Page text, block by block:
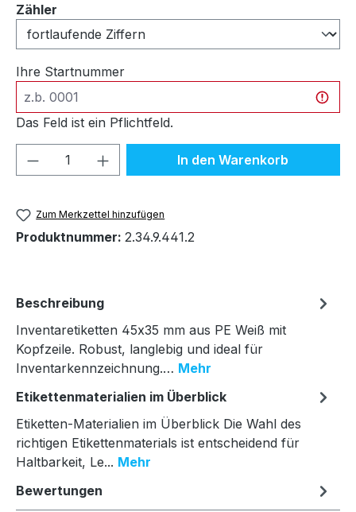
Zähler
Ihre Startnummer
Das Feld ist ein Pflichtfeld.
Produkt Anzahl: Gib denIn den Warenkorb
Zum Merkzettel hinzufügen
Produktnummer: 2.34.9.441.2
Beschreibung
Inventaretiketten 45x35 mm aus PE Weiß mit
Kopfzeile. Robust, langlebig und ideal für
Inventarkennzeichnung.… Mehr
Etikettenmaterialien im Überblick
Etiketten-Materialien im Überblick Die Wahl des
richtigen Etikettenmaterials ist entscheidend für
Haltbarkeit, Le... Mehr
Bewertungen